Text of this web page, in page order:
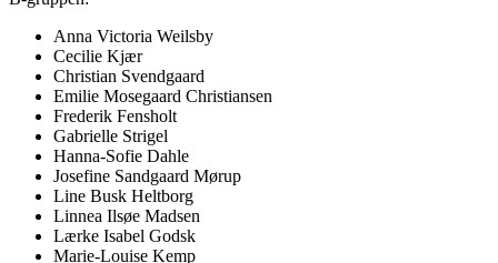
Anna Victoria Weilsby
Cecilie Kjær
Christian Svendgaard
Emilie Mosegaard Christiansen
Frederik Fensholt
Gabrielle Strigel
Hanna-Sofie Dahle
Josefine Sandgaard Mørup
Line Busk Heltborg
Linnea Ilsøe Madsen
Lærke Isabel Godsk
Marie-Louise Kemp